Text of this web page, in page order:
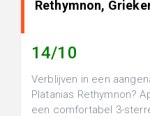
Rethymnon,
14/10
Verblijven in een
Platanias Rethymnon?
een comfortabel 3-